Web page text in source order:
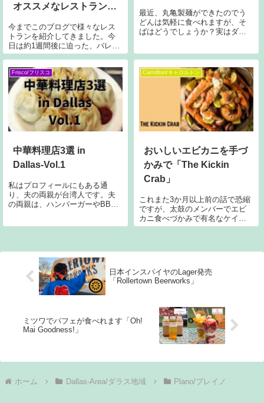
オススメなレストラン特
今までこのブログで様々なレス
トランを紹介してきました。今
日は約1週間後に迫った、バレン
タインディナー（もしくはラン
まとめてご紹介します。やっぱ
り日本食でしょテーブルはなく
カウンター形式のお店。海苔巻
きにフォーカス
最近、丸亀製麺ができたのでう
どんは気軽に食べれますが、そ
ばはどうでしょうか？実はダラ
が家からは歩いていける距離に
ありますが、実はお食事をいた
だいたのは初めてです(笑)それに
Frisco/フリスコ
中華料理店3選 in
Dallas-Vol.1
私はプロフィールにもある通
り、夫の両親が台湾人です。夫
の両親は、ハンバーガーやBBQ
ダラスで中華料理を食べる機会
が多いので、一挙
Carrollton/キャロルトン
おいしいエビカニを手づ
かみで「The Kickin
Crab」
これまた3か月以上前の話で恐縮
ですが、太鼓のメンバーでエビ
カニ食べづかみで有名なケイジ
ャン料理店「The Kickin Crab」
日本インスパイヤのLager発売
「Rollertown Beerworks」
ミツワでパフェが食べれます「Oh!
Mai Goodness!」
ホーム Dallas-Area/ダラス地域 Plano/プレイノ